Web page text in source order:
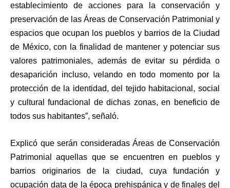
establecimiento de acciones para la conservación y
preservación de las Áreas de Conservación Patrimonial y
espacios que ocupan los pueblos y barrios de la Ciudad
de México, con la finalidad de mantener y potenciar sus
valores patrimoniales, además de evitar su pérdida o
desaparición incluso, velando en todo momento por la
protección de la identidad, del tejido habitacional, social
y cultural fundacional de dichas zonas, en beneficio de
todos sus habitantes”, señaló.
Explicó que serán consideradas Áreas de Conservación
Patrimonial aquellas que se encuentren en pueblos y
barrios originarios de la ciudad, cuya fundación y
ocupación data de la época prehispánica y de finales del